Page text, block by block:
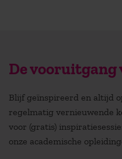
De vooruitgang
Blijf geïnspireerd en altijd
regelmatig vernieuwende
voor (gratis)
onze academische